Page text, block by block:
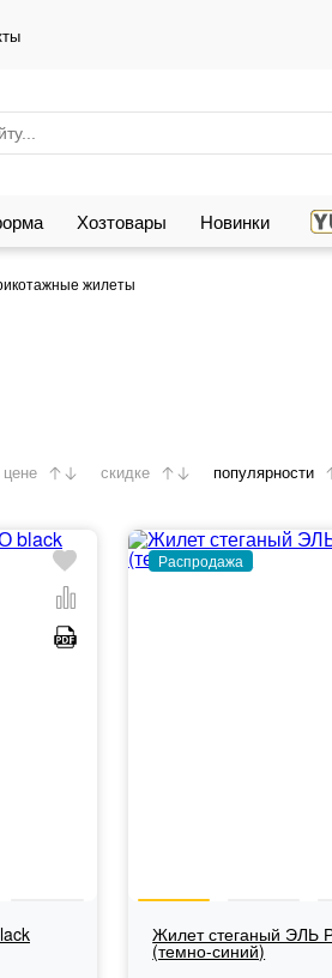
Хозтовары Новинки
жилеты
цене скидке популярности
Распродажа
Жилет стеганый ЭЛЬ
(темно-синий)